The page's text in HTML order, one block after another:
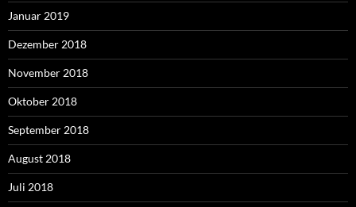
Januar 2019
Dezember 2018
November 2018
Oktober 2018
September 2018
August 2018
Juli 2018